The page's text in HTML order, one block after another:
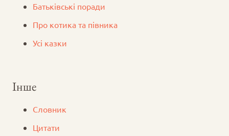
Батьківські поради
Про котика та півника
Усі казки
Інше
Словник
Цитати